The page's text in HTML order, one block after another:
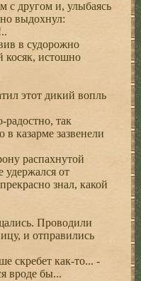
с другом и, улыбаясь
выдохнул:
в судорожно
косяк, истошно
этот дикий вопль
так
в казарме зазвенели
распахнутой
удержался от
знал, какой
Проводили
и отправились
скребет как-то... -
вроде бы...